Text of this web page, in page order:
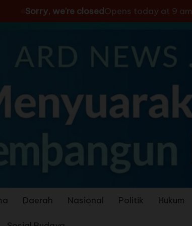
Sorry, we're closedOpens today at 9 am
Daerah Nasional Politik Hukum